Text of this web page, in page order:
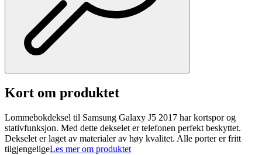
Kort om produktet
Lommebokdeksel til Samsung Galaxy J5 2017 har kortspor og
stativfunksjon. Med dette dekselet er telefonen perfekt beskyttet.
Dekselet er laget av materialer av høy kvalitet. Alle porter er fritt
tilgjengeligeLes mer om produktet